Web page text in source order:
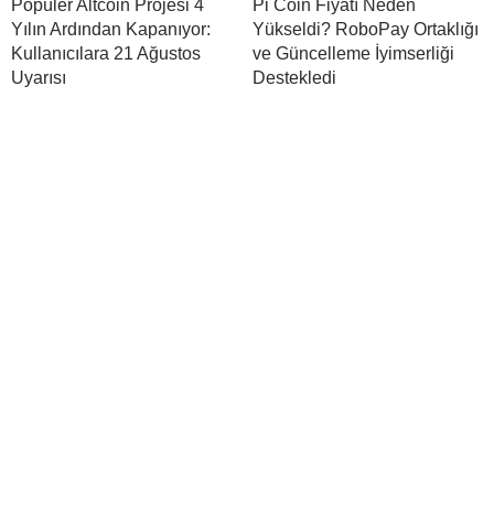
Popüler Altcoin Projesi 4
Yılın Ardından Kapanıyor:
Kullanıcılara 21 Ağustos
Uyarısı
Pi Coin Fiyatı Neden
Yükseldi? RoboPay Ortaklığı
ve Güncelleme İyimserliği
Destekledi